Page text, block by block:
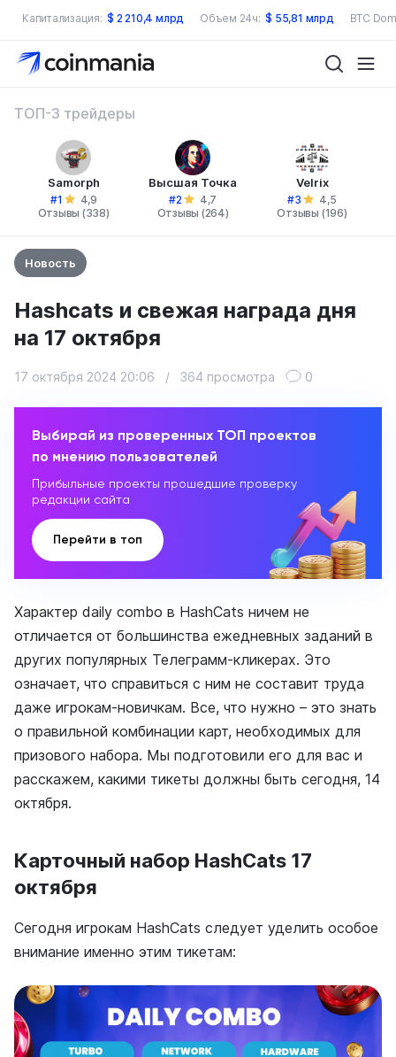
Капитализация: $ 2 210,4 млрд Объем 24ч: $ 55,81 млрд BTC
ТОП-3 трейдеры
Samorph
#1
4,9
Отзывы (338)
Высшая Точка
#2
4,7
Отзывы (264)
Velrix
#3
4,5
Отзывы (196)
Новость
Hashcats и свежая награда дня
на 17 октября
17 октября 2024 20:06 / 364 просмотра 0
Выбирай из проверенных ТОП проектов
по мнению пользователей
Прибыльные проекты прошедшие проверку
редакции сайта
Перейти в топ
Характер daily combo в HashCats ничем не
отличается от большинства ежедневных заданий в
других популярных Телеграмм-кликерах. Это
означает, что справиться с ним не составит труда
даже игрокам-новичкам. Все, что нужно – это знать
о правильной комбинации карт, необходимых для
призового набора. Мы подготовили его для вас и
расскажем, какими тикеты должны быть сегодня, 14
октября.
Карточный набор HashCats 17
октября
Сегодня игрокам HashCats следует уделить особое
внимание именно этим тикетам: